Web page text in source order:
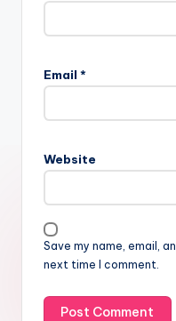
Email *
Website
Save my name, email,
next time I comment.